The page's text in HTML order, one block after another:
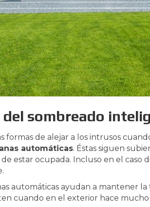
sombreado
formas de alejar a los intrusos
automáticas. Éstas siguen
estar ocupada. Incluso en el caso
automáticas ayudan a mantener
cuando en el exterior hace